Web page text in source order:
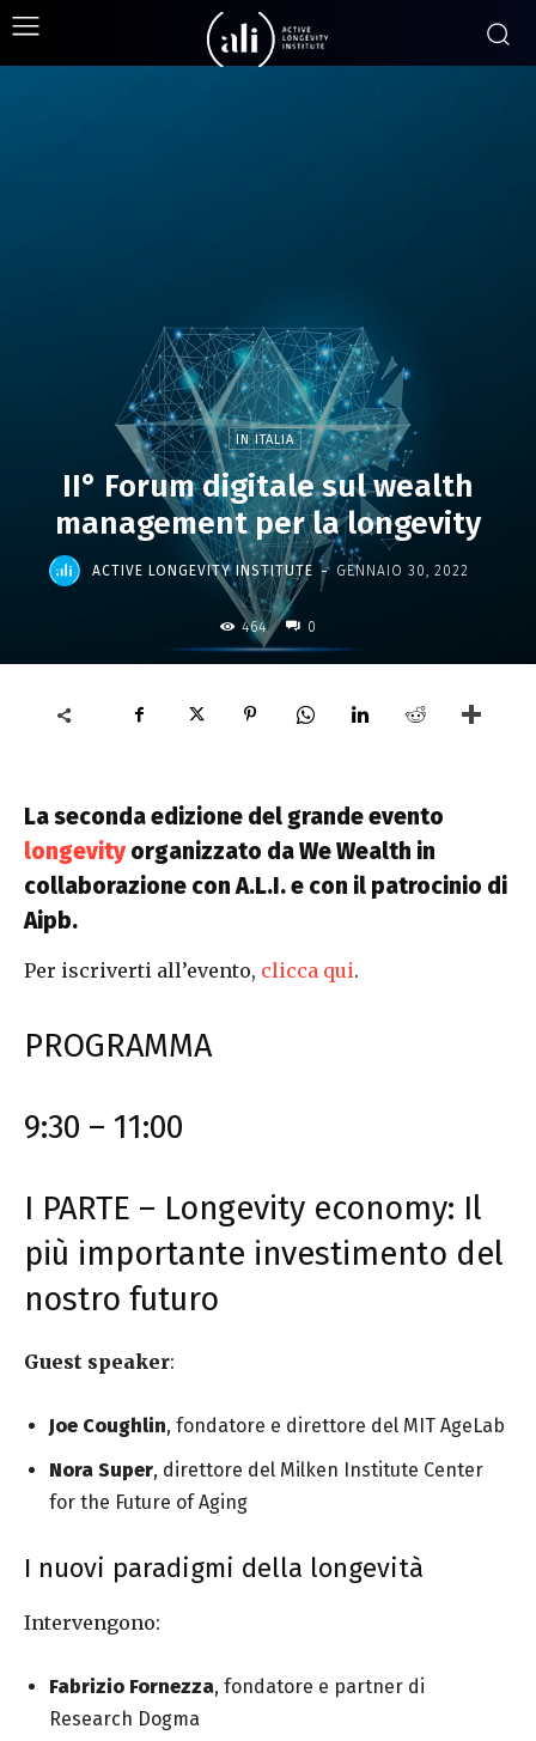
IN ITALIA
II° Forum digitale sul wealth
management per la longevity
ACTIVE LONGEVITY INSTITUTE - GENNAIO 30, 2022
464 0
La seconda edizione del grande evento
longevity organizzato da We Wealth in
collaborazione con A.L.I. e con il patrocinio di
Aipb.
Per iscriverti all’evento, clicca qui.
PROGRAMMA
9:30 – 11:00
I PARTE – Longevity economy: Il
più importante investimento del
nostro futuro
Guest speaker:
Joe Coughlin, fondatore e direttore del MIT AgeLab
Nora Super, direttore del Milken Institute Center
for the Future of Aging
I nuovi paradigmi della longevità
Intervengono:
Fabrizio Fornezza, fondatore e partner di
Research Dogma